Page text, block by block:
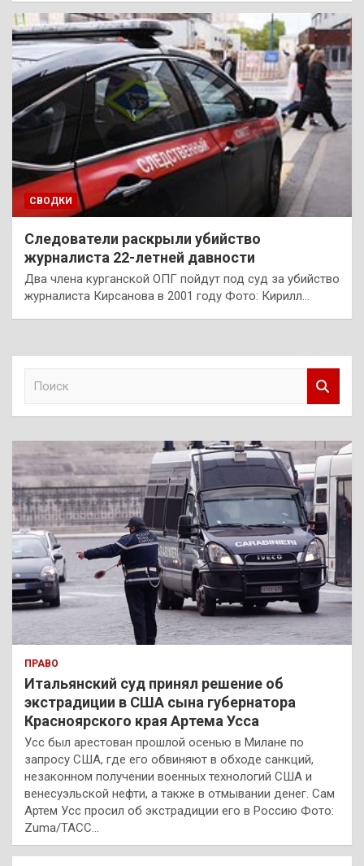
СВОДКИ
Следователи раскрыли убийство
журналиста 22-летней давности
Два члена курганской ОПГ пойдут под суд за убийство
журналиста Кирсанова в 2001 году Фото: Кирилл…
к
ПРАВО
Итальянский суд принял решение об
экстрадиции в США сына губернатора
Красноярского края Артема Усса
Усс был арестован прошлой осенью в Милане по
запросу США, где его обвиняют в обходе санкций,
незаконном получении военных технологий США и
венесуэльской нефти, а также в отмывании денег. Сам
Артем Усс просил об экстрадиции его в Россию Фото:
Zuma/ТАСС…